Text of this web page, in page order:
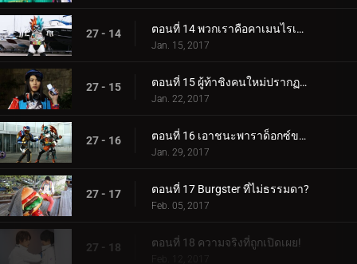
27 - 14 ตอนที่ 14 พวกเราคือคาเมนไรเดอร์!
Jan. 15, 2017
27 - 15 ตอนที่ 15 ผู้ท้าชิงคนใหม่ปรากฏตัวแล้ว!
Jan. 22, 2017
27 - 16 ตอนที่ 16 เอาชนะพาราด็อกซ์ของเอ็ม
Jan. 29, 2017
27 - 17 ตอนที่ 17 Burgster ที่ไม่ธรรมดา?
Feb. 05, 2017
27 - 18 ตอนที่ 18 ความจริงที่ถูกเปิดเผย!